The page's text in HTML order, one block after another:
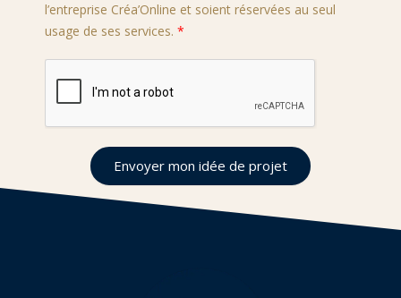
l’entreprise Créa’Online et soient réservées au seul
usage de ses services.
Envoyer mon idée de projet